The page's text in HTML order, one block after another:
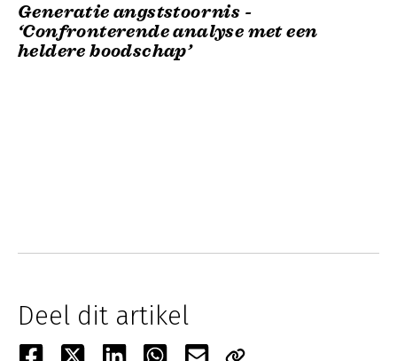
Generatie angststoornis -
‘Confronterende analyse met een
heldere boodschap’
Deel dit artikel